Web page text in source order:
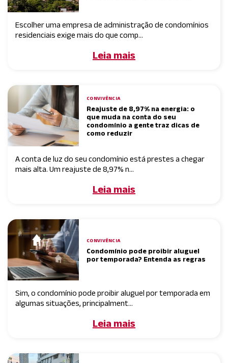
Escolher uma empresa de administração de condomínios
residenciais exige mais do que comp...
Leia mais
CONVIVÊNCIA
Reajuste de 8,97% na energia: o
que muda na conta do seu
condomínio a gente traz dicas de
como reduzir
A conta de luz do seu condomínio está prestes a chegar
mais alta. Um reajuste de 8,97% n...
Leia mais
CONVIVÊNCIA
Condomínio pode proibir aluguel
por temporada? Entenda as regras
Sim, o condomínio pode proibir aluguel por temporada em
algumas situações, principalment...
Leia mais